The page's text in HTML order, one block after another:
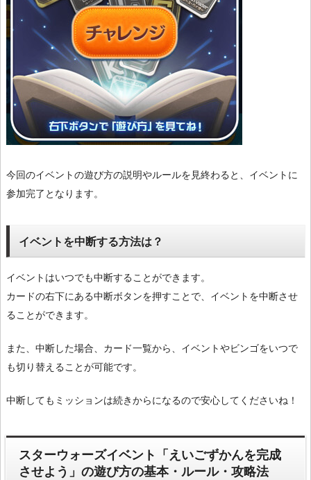
今回のイベントの遊び方の説明やルールを見終わると、イベントに
参加完了となります。
イベントを中断する方法は？
イベントはいつでも中断することができます。
カードの右下にある中断ボタンを押すことで、イベントを中断させ
ることができます。
また、中断した場合、カード一覧から、イベントやビンゴをいつで
も切り替えることが可能です。
中断してもミッションは続きからになるので安心してくださいね！
スターウォーズイベント「えいごずかんを完成
させよう」の遊び方の基本・ルール・攻略法